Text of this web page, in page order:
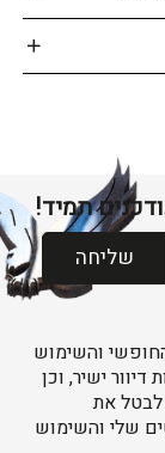
תמיד!
שליחה
והשימוש
ישיר, וכן
לבטל את
שלי והשימוש